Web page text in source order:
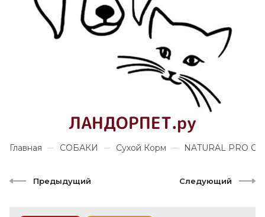
ЛАНДОРПЕТ.ру
Главная СОБАКИ Сухой Корм NATURAL PRO
Предыдущий Следующий